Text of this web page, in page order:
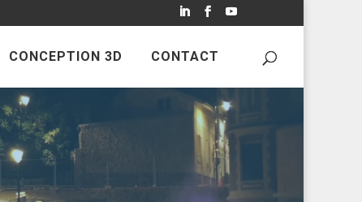
CONCEPTION 3D CONTACT